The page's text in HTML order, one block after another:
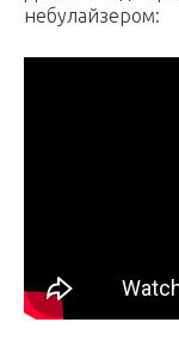
небулайзером: